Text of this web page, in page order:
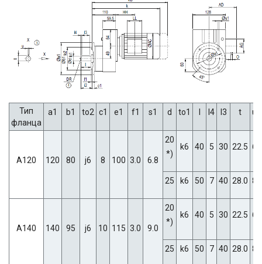
Тип
фланца
a1 b1 to2 c1 e1 f1 s1 d to1 l4 l3 t u
A120 120 80 j6 8 100 3.0 6.8
20
*)
k6 40 5 30 22.5 6
25 k6 50 7 40 28.0 8
A140 140 95 j6 10 115 3.0 9.0
20
*)
k6 40 5 30 22.5 6
25 k6 50 7 40 28.0 8